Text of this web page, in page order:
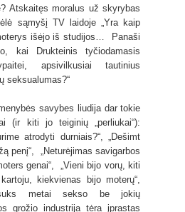
Atskaitęs moralus už skyrybas
sąmyšį TV laidoje „Yra kaip
išėjo iš studijos… Panaši
kai Drukteinis tyčiodamasis
apsivilkusiai tautinius
seksualumas?“
savybes liudija dar tokie
(ir kiti jo teiginių „perliukai“):
atrodyti durniais?“, „Dešimt
penį“, „Neturėjimas savigarbos
genai“, „Vieni bijo vorų, kiti
kiekvienas bijo moterų“,
metai sekso be jokių
grožio industrija tėra įprastas